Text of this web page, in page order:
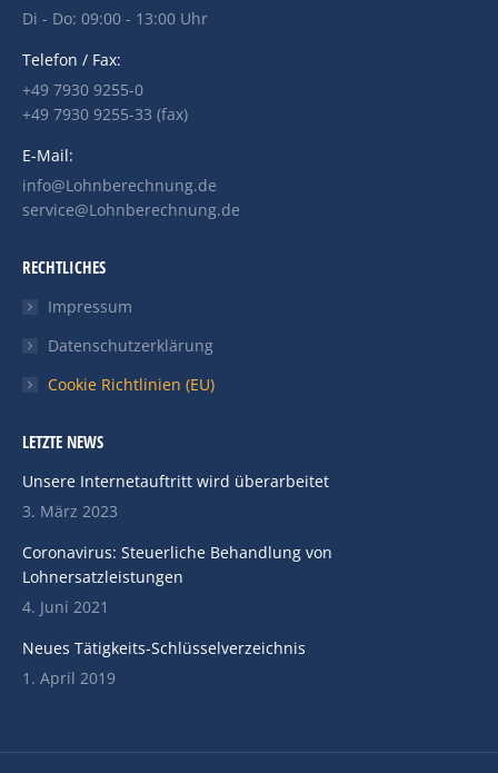
Di - Do: 09:00 - 13:00 Uhr
Telefon / Fax:
+49 7930 9255-0
+49 7930 9255-33 (fax)
E-Mail:
info@Lohnberechnung.de
service@Lohnberechnung.de
RECHTLICHES
Impressum
Datenschutzerklärung
Cookie Richtlinien (EU)
LETZTE NEWS
Unsere Internetauftritt wird überarbeitet
3. März 2023
Coronavirus: Steuerliche Behandlung von
Lohnersatzleistungen
4. Juni 2021
Neues Tätigkeits-Schlüsselverzeichnis
1. April 2019